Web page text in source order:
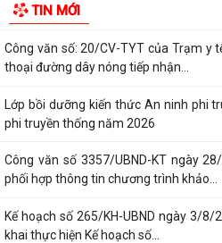
TIN MỚI
2026
Công văn số: 20/CV-TYT của Trạm y
thoại đường dây nóng tiếp nhận...
Lớp bồi dưỡng kiến thức An ninh phi
phi truyền thống năm 2026
Công văn số 3357/UBND-KT ngày
phối hợp thông tin chương trình khảo...
Kế hoạch số 265/KH-UBND ngày 3/8/
khai thực hiện Kế hoạch số...